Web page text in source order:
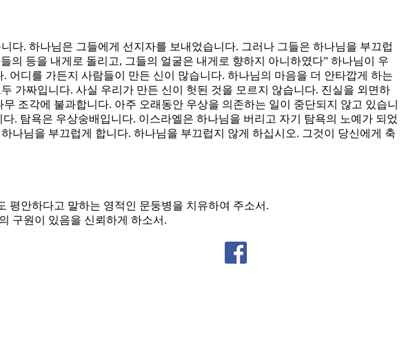
다. 하나님은 그들에게 선지자를 보내었습니다. 그러나 그들은 하나님을 부끄럽
의 등을 내게로 돌리고, 그들의 얼굴은 내게로 향하지 아니하였다” 하나님이 우
디를 가든지 사람들이 만든 신이 많습니다. 하나님의 마음을 더 안타깝게 하는
가짜입니다. 사실 우리가 만든 신이 헛된 것을 모르지 않습니다. 진실을 외면하
조각에 불과합니다. 아주 오래동안 우상을 의존하는 일이 중단되지 않고 있습니
. 탐욕은 우상숭배입니다. 이스라엘은 하나님을 버리고 자기 탐욕의 노예가 되었
나님을 부끄럽게 합니다. 하나님을 부끄럽지 않게 하십시오. 그것이 당신에게 축
평안하다고 말하는 영적인 문둥병을 치유하여 주소서.
구원이 있음을 신뢰하게 하소서.